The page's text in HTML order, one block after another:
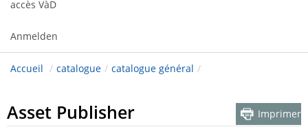
accès VàD
Anmelden
Accueil / catalogue / catalogue général /
Asset Publisher Imprimer